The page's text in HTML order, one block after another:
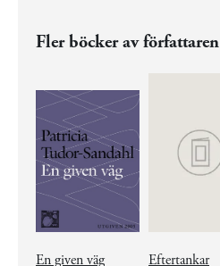
Fler böcker av författaren
En given väg Eftertankar